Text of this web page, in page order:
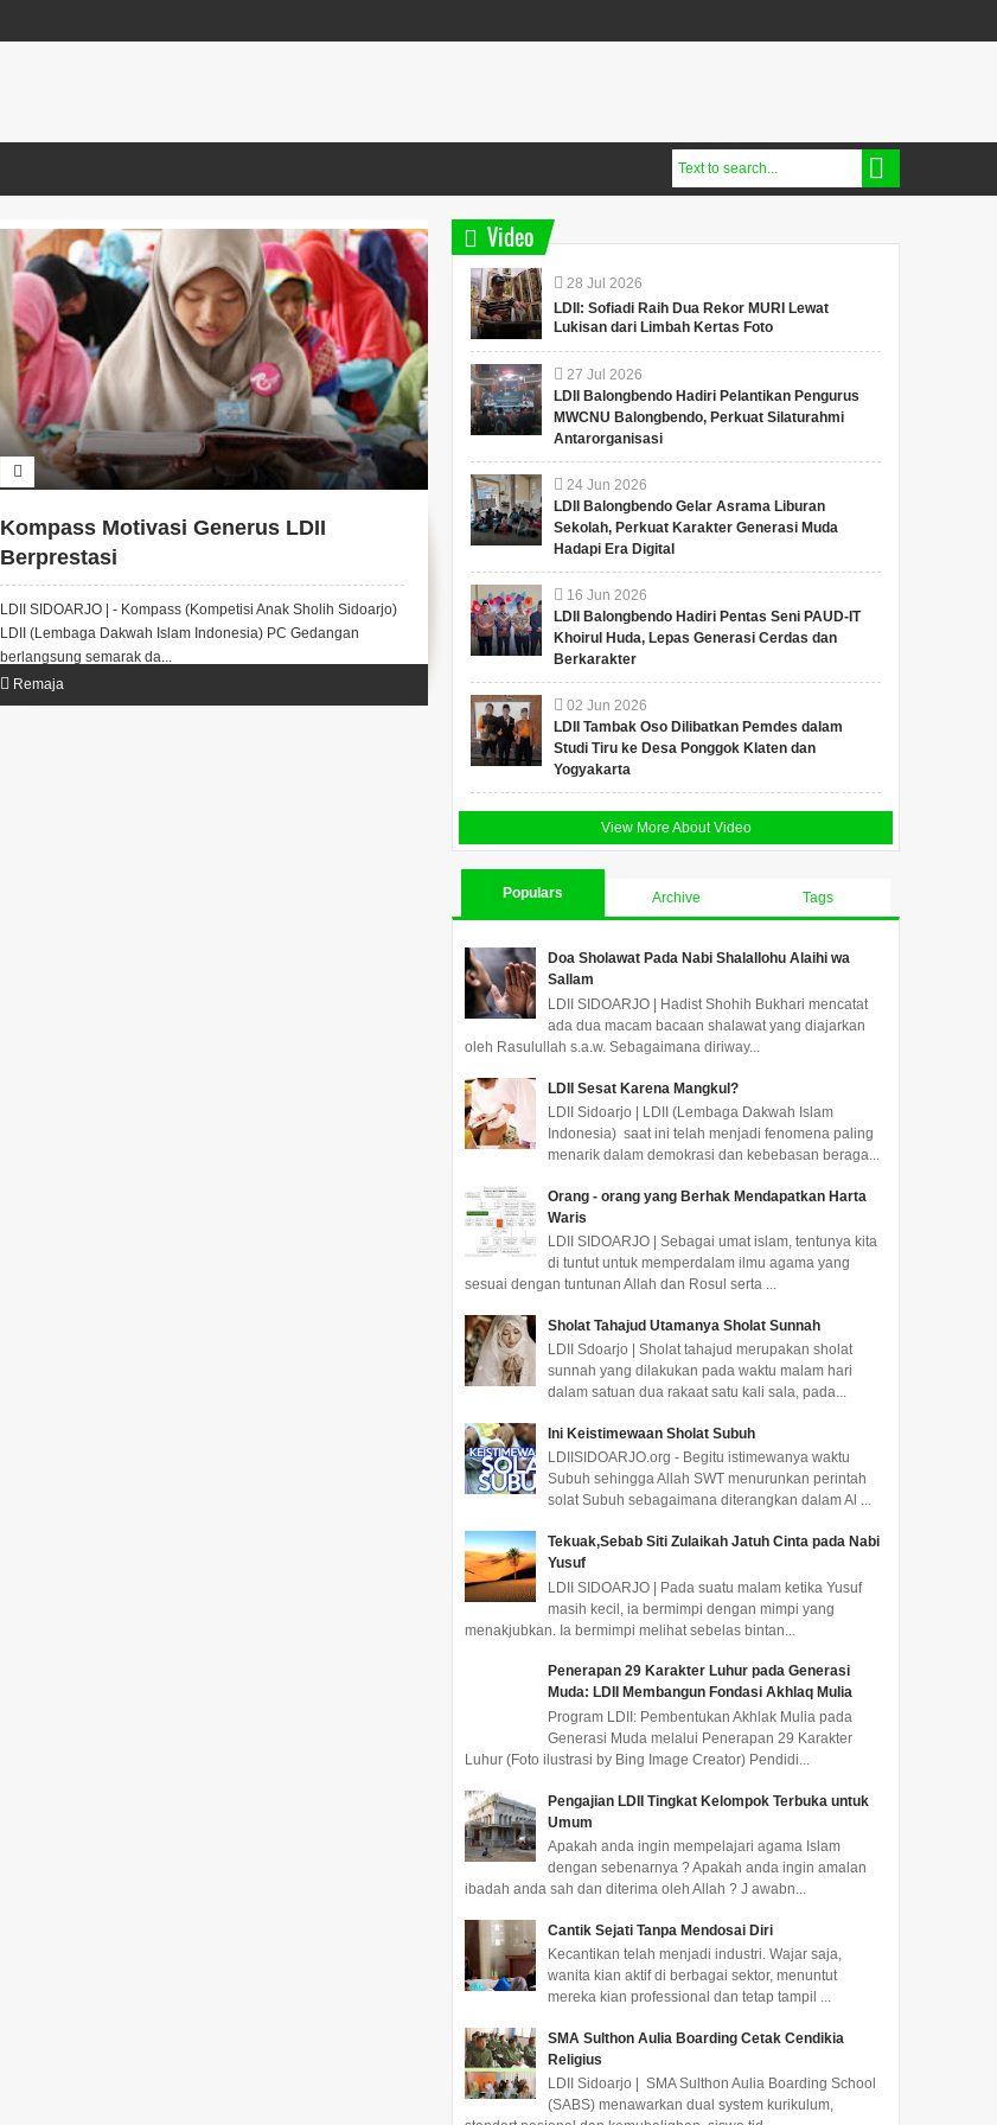
Kompass Motivasi Generus LDII
Berprestasi
LDII SIDOARJO | - Kompass (Kompetisi Anak Sholih Sidoarjo)
LDII (Lembaga Dakwah Islam Indonesia) PC Gedangan
berlangsung semarak da...
Remaja
Video
28 Jul 2026
LDII: Sofiadi Raih Dua Rekor MURI Lewat
Lukisan dari Limbah Kertas Foto
27 Jul 2026
LDII Balongbendo Hadiri Pelantikan Pengurus
MWCNU Balongbendo, Perkuat Silaturahmi
Antarorganisasi
24 Jun 2026
LDII Balongbendo Gelar Asrama Liburan
Sekolah, Perkuat Karakter Generasi Muda
Hadapi Era Digital
16 Jun 2026
LDII Balongbendo Hadiri Pentas Seni PAUD-IT
Khoirul Huda, Lepas Generasi Cerdas dan
Berkarakter
02 Jun 2026
LDII Tambak Oso Dilibatkan Pemdes dalam
Studi Tiru ke Desa Ponggok Klaten dan
Yogyakarta
View More About Video
Populars Archive Tags
Doa Sholawat Pada Nabi Shalallohu Alaihi wa
Sallam
LDII SIDOARJO | Hadist Shohih Bukhari mencatat
ada dua macam bacaan shalawat yang diajarkan
oleh Rasulullah s.a.w. Sebagaimana diriway...
LDII Sesat Karena Mangkul?
LDII Sidoarjo | LDII (Lembaga Dakwah Islam
Indonesia) saat ini telah menjadi fenomena paling
menarik dalam demokrasi dan kebebasan beraga...
Orang - orang yang Berhak Mendapatkan Harta
Waris
LDII SIDOARJO | Sebagai umat islam, tentunya kita
di tuntut untuk memperdalam ilmu agama yang
sesuai dengan tuntunan Allah dan Rosul serta ...
Sholat Tahajud Utamanya Sholat Sunnah
LDII Sdoarjo | Sholat tahajud merupakan sholat
sunnah yang dilakukan pada waktu malam hari
dalam satuan dua rakaat satu kali sala, pada...
Ini Keistimewaan Sholat Subuh
LDIISIDOARJO.org - Begitu istimewanya waktu
Subuh sehingga Allah SWT menurunkan perintah
solat Subuh sebagaimana diterangkan dalam Al ...
Tekuak,Sebab Siti Zulaikah Jatuh Cinta pada Nabi
Yusuf
LDII SIDOARJO | Pada suatu malam ketika Yusuf
masih kecil, ia bermimpi dengan mimpi yang
menakjubkan. Ia bermimpi melihat sebelas bintan...
Penerapan 29 Karakter Luhur pada Generasi
Muda: LDII Membangun Fondasi Akhlaq Mulia
Program LDII: Pembentukan Akhlak Mulia pada
Generasi Muda melalui Penerapan 29 Karakter
Luhur (Foto ilustrasi by Bing Image Creator) Pendidi...
Pengajian LDII Tingkat Kelompok Terbuka untuk
Umum
Apakah anda ingin mempelajari agama Islam
dengan sebenarnya ? Apakah anda ingin amalan
ibadah anda sah dan diterima oleh Allah ? J awabn...
Cantik Sejati Tanpa Mendosai Diri
Kecantikan telah menjadi industri. Wajar saja,
wanita kian aktif di berbagai sektor, menuntut
mereka kian professional dan tetap tampil ...
SMA Sulthon Aulia Boarding Cetak Cendikia
Religius
LDII Sidoarjo | SMA Sulthon Aulia Boarding School
(SABS) menawarkan dual system kurikulum,